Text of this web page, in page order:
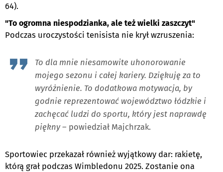
64).
"To ogromna niespodzianka, ale też wielki zaszczyt"
Podczas uroczystości tenisista nie krył wzruszenia:
To dla mnie niesamowite uhonorowanie
mojego sezonu i całej kariery. Dziękuję za to
wyróżnienie. To dodatkowa motywacja, by
godnie reprezentować województwo łódzkie i
zachęcać ludzi do sportu, który jest naprawdę
piękny– powiedział Majchrzak.
Sportowiec przekazał również wyjątkowy dar: rakietę,
którą grał podczas Wimbledonu 2025. Zostanie ona